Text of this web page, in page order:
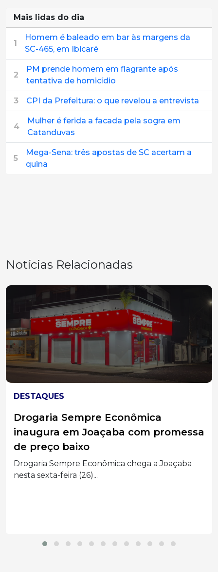
Mais lidas do dia
1
Homem é baleado em bar às margens da
SC-465, em Ibicaré
2
PM prende homem em flagrante após
tentativa de homicídio
3 CPI da Prefeitura: o que revelou a entrevista
4
Mulher é ferida a facada pela sogra em
Catanduvas
5
Mega-Sena: três apostas de SC acertam a
quina
Notícias Relacionadas
DESTAQUES
Diretoria Executiva do Sebrae/SC
reúne lideranças em Joaçaba
Diretores ouviram as demandas do setor
produtivo, apresentaram a...